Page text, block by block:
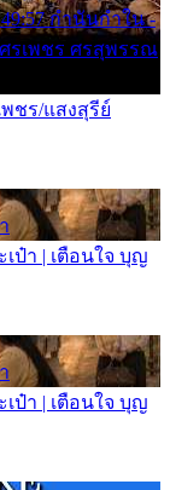
กำนันกำใน -
ศรเพชร ศรสุพรรณ
ชร/แสงสุรีย์
เป๋า | เตือนใจ บุญ
เป๋า | เตือนใจ บุญ